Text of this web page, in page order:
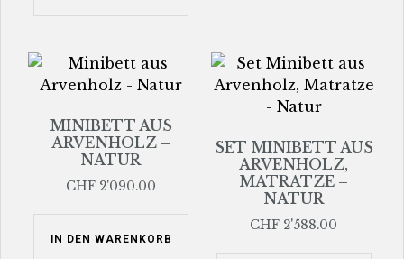
MINIBETT AUS
ARVENHOLZ –
NATUR
CHF2'090.00
IN DEN WARENKORB
SET MINIBETT AUS
ARVENHOLZ,
MATRATZE –
NATUR
CHF 2'588.00